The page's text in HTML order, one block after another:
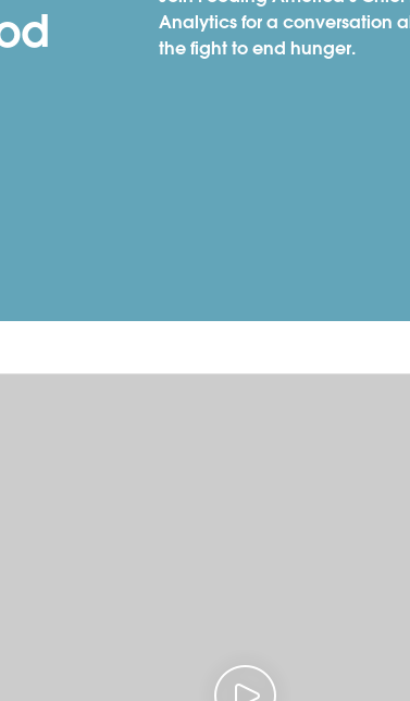
Analytics for a conversation
the fight to end hunger.